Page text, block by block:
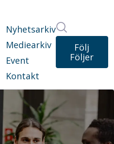
Nyhetsarkiv
Mediearkiv
Event
Kontakt
Följ
Följer